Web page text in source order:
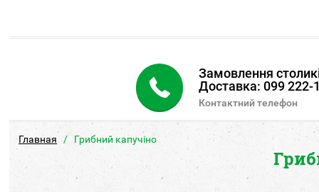
Замовлення
Доставка: 099 222-
Контактний телефон
Главная Грибний капучіно